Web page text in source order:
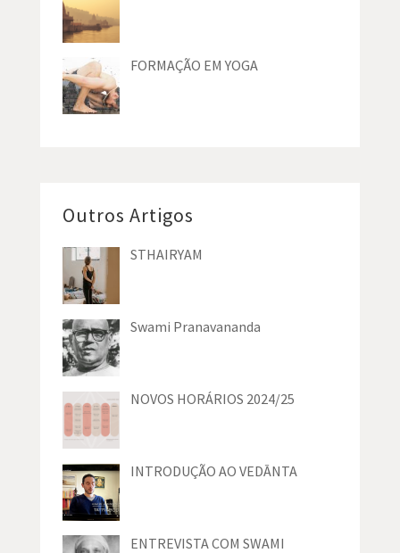
FORMAÇÃO EM YOGA
Outros Artigos
STHAIRYAM
Swami Pranavananda
NOVOS HORÁRIOS 2024/25
INTRODUÇÃO AO VEDĀNTA
ENTREVISTA COM SWAMI